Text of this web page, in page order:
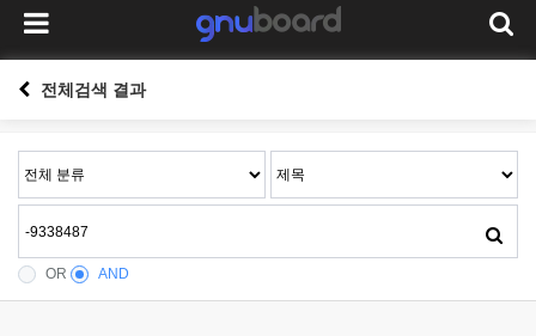
전체검색 결과
OR AND